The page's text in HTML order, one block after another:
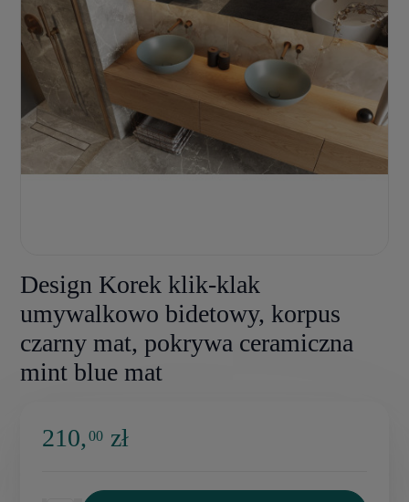
Design Korek klik-klak
umywalkowo bidetowy, korpus
czarny mat, pokrywa ceramiczna
mint blue mat
210,00 zł